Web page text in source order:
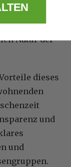
des
mit
Natur der
dieses
und
und